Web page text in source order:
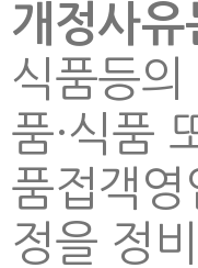
개정사유
식품등
품·식품
품접객
정을 정